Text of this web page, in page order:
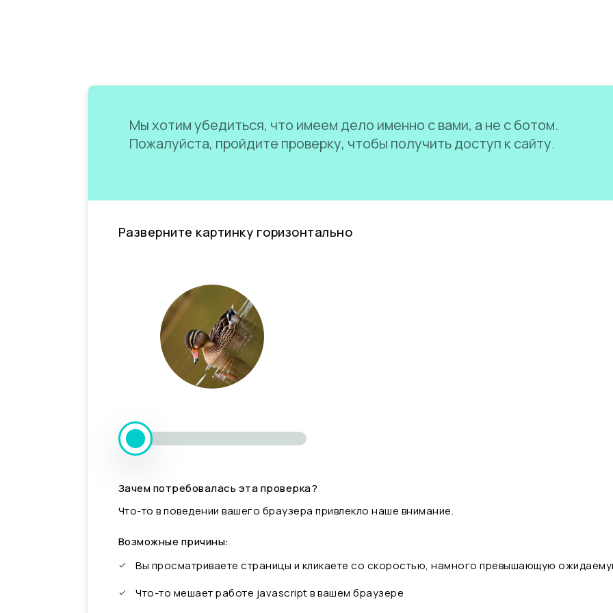
Мы хотим убедиться, что имеем дело именно с вами, а не с ботом.
Пожалуйста, пройдите проверку, чтобы получить доступ к сайту.
Разверните картинку горизонтально
Зачем потребовалась эта проверка?
Что-то в поведении вашего браузера привлекло наше внимание.
Возможные причины:
Вы просматриваете страницы и кликаете со скоростью, намного превышающую
Что-то мешает работе javascript в вашем браузере